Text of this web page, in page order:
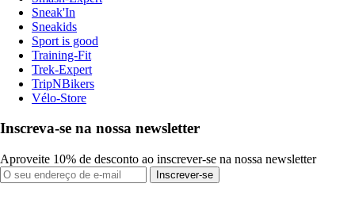
Sneak'In
Sneakids
Sport is good
Training-Fit
Trek-Expert
TripNBikers
Vélo-Store
Inscreva-se na nossa newsletter
Aproveite 10% de desconto ao inscrever-se na nossa newsletter
Inscrever-se